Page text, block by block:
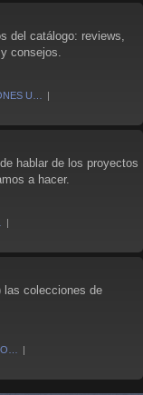
del catálogo: reviews,
consejos.
U…
hablar de los proyectos
a hacer.
las colecciones de